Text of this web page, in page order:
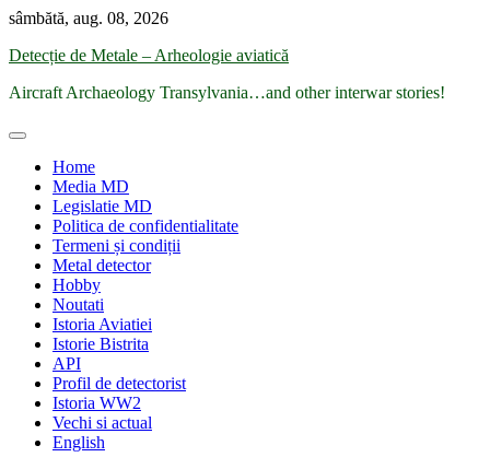
Skip
content
sâmbătă, aug. 08, 2026
Detecție de Metale – Arheologie aviatică
Aircraft Archaeology Transylvania…and other interwar stories!
Home
Media MD
Legislatie MD
Politica de confidentialitate
Termeni și condiții
Metal detector
Hobby
Noutati
Istoria Aviatiei
Istorie Bistrita
API
Profil de detectorist
Istoria WW2
Vechi si actual
English